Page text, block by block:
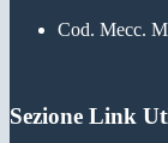
Cod. Mecc.
Sezione Link